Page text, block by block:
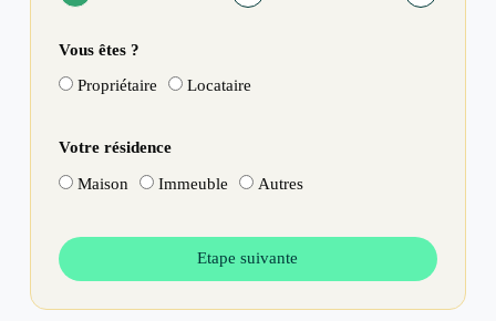
Vous êtes ?
Propriétaire Locataire
Votre résidence
Maison Immeuble Autres
Etape suivante